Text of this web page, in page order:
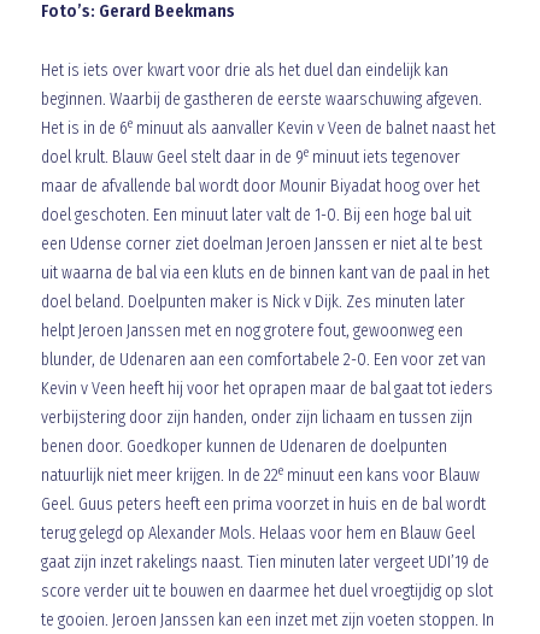
Foto’s: Gerard Beekmans
Het is iets over kwart voor drie als het duel dan eindelijk kan
beginnen. Waarbij de gastheren de eerste waarschuwing afgeven.
Het is in de 6eminuut als aanvaller Kevin v Veen de balnet naast het
doel krult. Blauw Geel stelt daar in de 9eminuut iets tegenover
maar de afvallende bal wordt door Mounir Biyadat hoog over het
doel geschoten. Een minuut later valt de 1-0. Bij een hoge bal uit
een Udense corner ziet doelman Jeroen Janssen er niet al te best
uit waarna de bal via een kluts en de binnen kant van de paal in het
doel beland. Doelpunten maker is Nick v Dijk. Zes minuten later
helpt Jeroen Janssen met en nog grotere fout, gewoonweg een
blunder, de Udenaren aan een comfortabele 2-0. Een voor zet van
Kevin v Veen heeft hij voor het oprapen maar de bal gaat tot ieders
verbijstering door zijn handen, onder zijn lichaam en tussen zijn
benen door. Goedkoper kunnen de Udenaren de doelpunten
natuurlijk niet meer krijgen. In de 22eminuut een kans voor Blauw
Geel. Guus peters heeft een prima voorzet in huis en de bal wordt
terug gelegd op Alexander Mols. Helaas voor hem en Blauw Geel
gaat zijn inzet rakelings naast. Tien minuten later vergeet UDI’19 de
score verder uit te bouwen en daarmee het duel vroegtijdig op slot
te gooien. Jeroen Janssen kan een inzet met zijn voeten stoppen. In